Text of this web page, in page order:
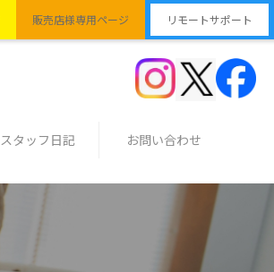
販売店様専用ページ リモートサポート
スタッフ日記 お問い合わせ